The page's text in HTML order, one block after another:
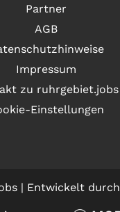
Partner
AGB
Impressum
zu ruhrgebiet.jobs
Einstellungen
| Entwickelt durch